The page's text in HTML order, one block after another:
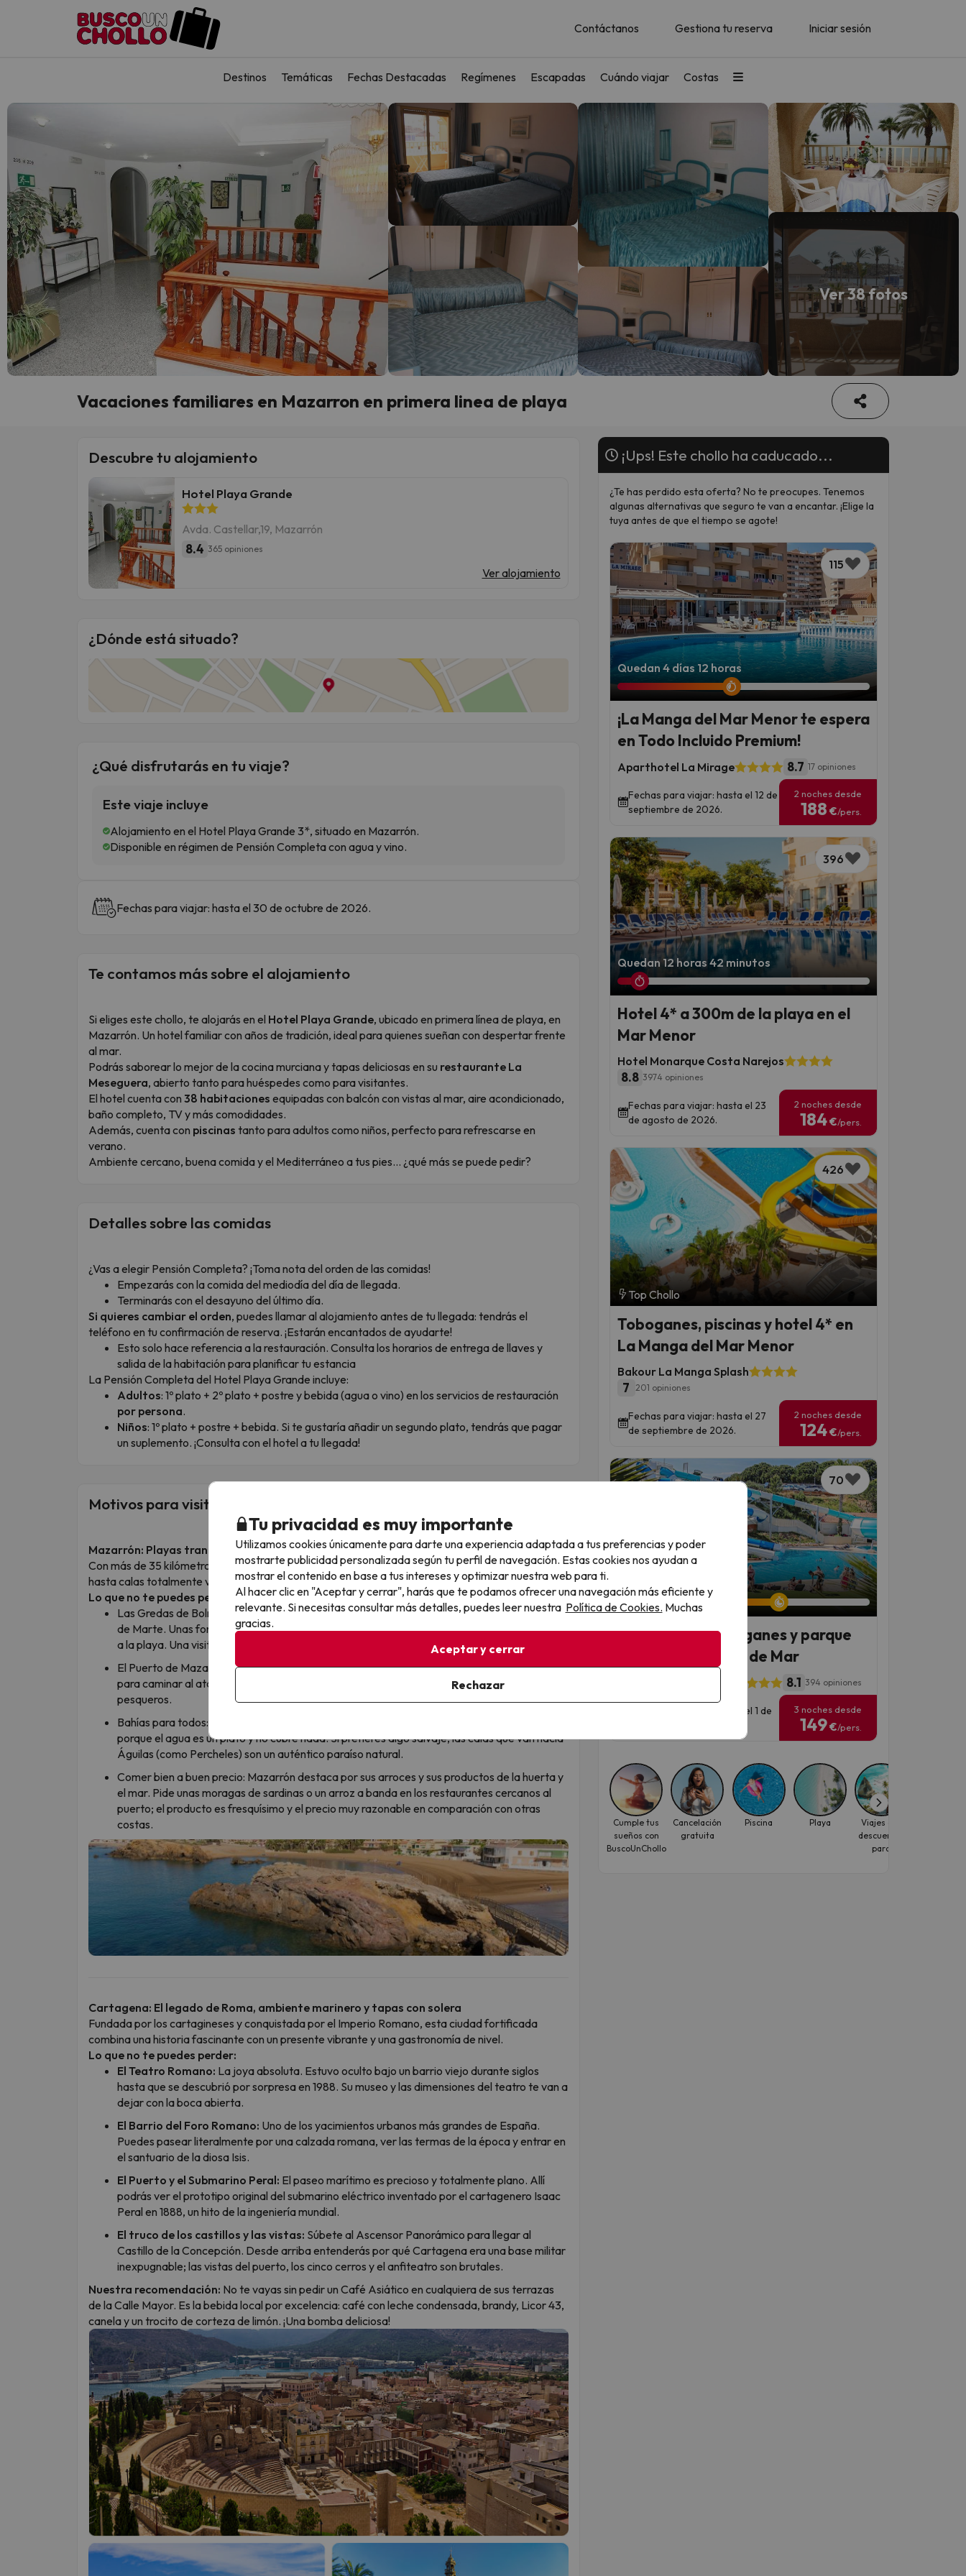
Contáctanos Gestiona tu reserva Iniciar sesión
Destinos Temáticas Fechas Destacadas Regímenes Escapadas Cuándo viajar Costas
Ver 38 fotos
Vacaciones familiares en Mazarron en primera linea de playa
Descubre tu alojamiento
Hotel Playa Grande
Avda. Castellar,19, Mazarrón
8.4 365 opiniones
Ver alojamiento
¿Dónde está situado?
¿Qué disfrutarás en tu viaje?
Este viaje incluye
Alojamiento en el Hotel Playa Grande 3*, situado en Mazarrón.
Disponible en régimen de Pensión Completa con agua y vino.
Fechas para viajar: hasta el 30 de octubre de 2026.
Te contamos más sobre el alojamiento
Si eliges este chollo, te alojarás en el Hotel Playa Grande, ubicado en primera línea de playa, en
Mazarrón. Un hotel familiar con años de tradición, ideal para quienes sueñan con despertar frente
al mar.
Podrás saborear lo mejor de la cocina murciana y tapas deliciosas en su restaurante La
Meseguera, abierto tanto para huéspedes como para visitantes.
El hotel cuenta con 38 habitaciones equipadas con balcón con vistas al mar, aire acondicionado,
baño completo, TV y más comodidades.
Además, cuenta con piscinas tanto para adultos como niños, perfecto para refrescarse en
verano.
Ambiente cercano, buena comida y el Mediterráneo a tus pies… ¿qué más se puede pedir?
Detalles sobre las comidas
¿Vas a elegir Pensión Completa? ¡Toma nota del orden de las comidas!
Empezarás con la comida del mediodía del día de llegada.
Terminarás con el desayuno del último día.
Si quieres cambiar el orden, puedes llamar al alojamiento antes de tu llegada: tendrás el
teléfono en tu confirmación de reserva. ¡Estarán encantados de ayudarte!
Esto solo hace referencia a la restauración. Consulta los horarios de entrega de llaves y
salida de la habitación para planificar tu estancia
La Pensión Completa del Hotel Playa Grande incluye:
Adultos: 1º plato + 2º plato + postre y bebida (agua o vino) en los servicios de restauración
por persona.
Niños: 1º plato + postre + bebida. Si te gustaría añadir un segundo plato, tendrás que pagar
un suplemento. ¡Consulta con el hotel a tu llegada!
Motivos para visitar este destino
Mazarrón: Playas tranquilas y paisajes de otro planeta
Con más de 35 kilómetros de costa, Mazarrón te ofrece desde bahías urbanas comodísimas
hasta calas totalmente vírgenes, coronadas por una gastronomía marinera espectacular.
Lo que no te puedes perder:
Las Gredas de Bolnuevo: es un paisaje esculpido por el viento y el agua que parece sacado
de Marte. Unas formaciones de roca amarilla con formas caprichosas situadas justo frente
a la playa. Una visita obligada y completamente gratuita.
El Puerto de Mazarrón: el corazón de la vida turística. Su paseo marítimo es amplísimo, ideal
para caminar al atardecer, tomar un helado y tapear en sus terrazas con vistas a los barcos
pesqueros.
Bahías para todos: si viajas en familia, la Playa de Bahía o la Playa de la Reya son perfectas
porque el agua es un plato y no cubre nada. Si prefieres algo salvaje, las calas que van hacia
Águilas (como Percheles) son un auténtico paraíso natural.
Comer bien a buen precio: Mazarrón destaca por sus arroces y sus productos de la huerta y
el mar. Pide unas moragas de sardinas o un arroz a banda en los restaurantes cercanos al
puerto; el producto es fresquísimo y el precio muy razonable en comparación con otras
costas.
Cartagena: El legado de Roma, ambiente marinero y tapas con solera
Fundada por los cartagineses y conquistada por el Imperio Romano, esta ciudad fortificada
combina una historia fascinante con un presente vibrante y una gastronomía de nivel.
Lo que no te puedes perder:
El Teatro Romano: La joya absoluta. Estuvo oculto bajo un barrio viejo durante siglos
hasta que se descubrió por sorpresa en 1988. Su museo y las dimensiones del teatro te van a
dejar con la boca abierta.
El Barrio del Foro Romano: Uno de los yacimientos urbanos más grandes de España.
Puedes pasear literalmente por una calzada romana, ver las termas de la época y entrar en
el santuario de la diosa Isis.
El Puerto y el Submarino Peral: El paseo marítimo es precioso y totalmente plano. Allí
podrás ver el prototipo original del submarino eléctrico inventado por el cartagenero Isaac
Peral en 1888, un hito de la ingeniería mundial.
El truco de los castillos y las vistas: Súbete al Ascensor Panorámico para llegar al
Castillo de la Concepción. Desde arriba entenderás por qué Cartagena era una base militar
inexpugnable; las vistas del puerto, los cinco cerros y el anfiteatro son brutales.
Nuestra recomendación: No te vayas sin pedir un Café Asiático en cualquiera de sus terrazas
de la Calle Mayor. Es la bebida local por excelencia: café con leche condensada, brandy, Licor 43,
canela y un trocito de corteza de limón. ¡Una bomba deliciosa!
¡Ups! Este chollo ha caducado...
¿Te has perdido esta oferta? No te preocupes. Tenemos
algunas alternativas que seguro te van a encantar. ¡Elige la
tuya antes de que el tiempo se agote!
115
Quedan 4 días 12 horas
¡La Manga del Mar Menor te espera
en Todo Incluido Premium!
Aparthotel La Mirage 8.7 17 opiniones
Fechas para viajar: hasta el 12 de
septiembre de 2026.
2 noches desde
188 €/pers.
396
Quedan 12 horas 42 minutos
Hotel 4* a 300m de la playa en el
Mar Menor
Hotel Monarque Costa Narejos
8.8 3974 opiniones
Fechas para viajar: hasta el 23
de agosto de 2026.
2 noches desde
184€/pers.
426
Top Chollo
Toboganes, piscinas y hotel 4* en
La Manga del Mar Menor
Bakour La Manga Splash
7 201 opiniones
Fechas para viajar: hasta el 27
de septiembre de 2026.
2 noches desde
124€/pers.
70
Hotel 4* con toboganes y parque
acuático en Lloret de Mar
8.1 394 opiniones
Fechas para viajar: hasta el 1 de
3 noches desde
149€/pers.
Cumple tus
sueños con
BuscoUnChollo
Cancelación
gratuita
Piscina Playa
Viajes con
descuentos
para
Tu privacidad es muy importante
Utilizamos cookies únicamente para darte una experiencia adaptada a tus preferencias y poder
mostrarte publicidad personalizada según tu perfil de navegación. Estas cookies nos ayudan a
mostrar el contenido en base a tus intereses y optimizar nuestra web para ti.
Al hacer clic en "Aceptar y cerrar", harás que te podamos ofrecer una navegación más eficiente y
relevante. Si necesitas consultar más detalles, puedes leer nuestra Política de Cookies. Muchas
gracias.
Aceptar y cerrar
Rechazar